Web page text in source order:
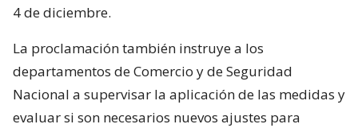
4 de diciembre.
La proclamación también instruye a los
departamentos de Comercio y de Seguridad
Nacional a supervisar la aplicación de las medidas y
evaluar si son necesarios nuevos ajustes para